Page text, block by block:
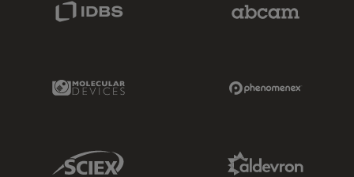
Molecular Devices Link
Sciex Link